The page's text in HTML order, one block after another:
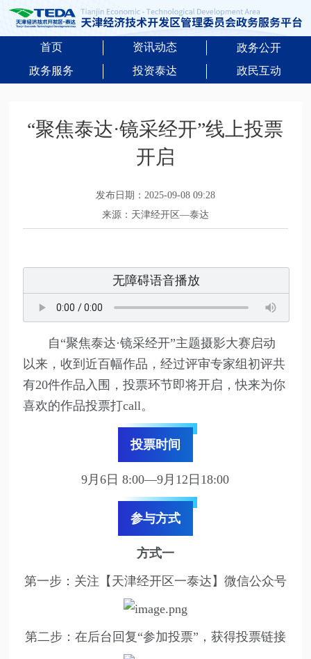
首页 资讯动态
政务公开
政务服务
投资泰达 政民互动
“聚焦泰达·镜采经开”线上投票
开启
发布日期：2025-09-08 09:28
来源：天津经开区—泰达
无障碍语音播放
自“聚焦泰达·镜采经开”主题摄影大赛启动
以来，收到近百幅作品，经过评审专家组初评共
有20件作品入围，投票环节即将开启，快来为你
喜欢的作品投票打call。
投票时间
9月6日 8:00—9月12日18:00
参与方式
方式一
第一步：关注【天津经开区一泰达】微信公众号
第二步：在后台回复“参加投票”，获得投票链接